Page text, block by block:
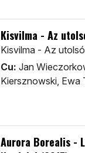
Kisvilma - Az
Kisvilma - Az
Cu: Jan
Kiersznowski, Ewa
Aurora Borealis -